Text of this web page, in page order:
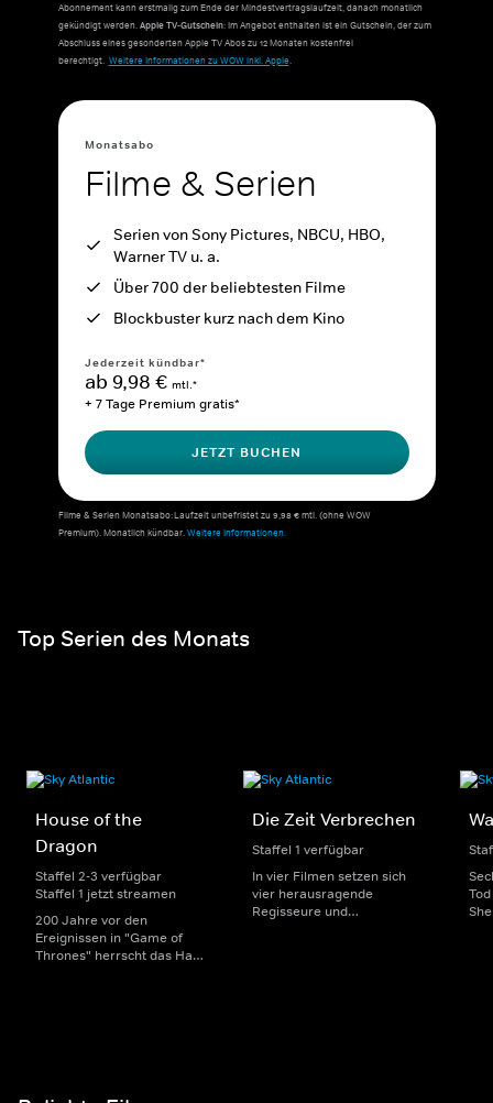
Abonnement kann erstmalig zum Ende der Mindestvertragslaufzeit, danach monatlich
gekündigt werden.Apple TV-Gutschein: Im Angebot enthalten ist ein Gutschein, der zum
Abschluss eines gesonderten Apple TV Abos zu 12 Monaten kostenfrei
berechtigt. Weitere Informationen zu WOW inkl. Apple.
Monatsabo
Filme & Serien
Serien von Sony Pictures, NBCU, HBO,
Warner TV u. a.
Über 700 der beliebtesten Filme
Blockbuster kurz nach dem Kino
Jederzeit kündbar*
ab 9,98 € mtl.*
+ 7 Tage Premium gratis*
JETZT BUCHEN
Filme & Serien Monatsabo: Laufzeit unbefristet zu 9,98 € mtl. (ohne WOW
Premium). Monatlich kündbar.Weitere Informationen.
Top Serien des Monats
House of the
Dragon
Staffel 2-3 verfügbar
Staffel 1 jetzt streamen
200 Jahre vor den
Ereignissen in "Game of
Thrones" herrscht das Haus
Macht.
Die Zeit Verbrechen
Staffel 1 verfügbar
In vier Filmen setzen sich
vier herausragende
Regisseure und